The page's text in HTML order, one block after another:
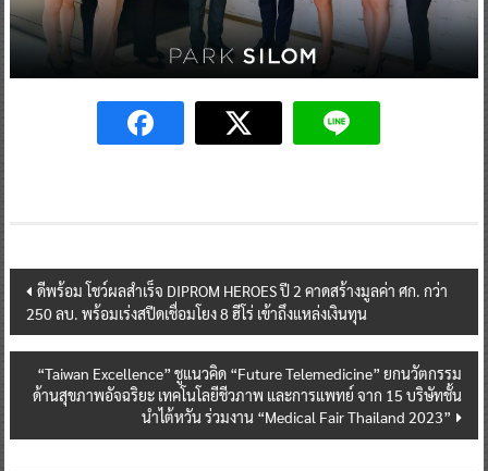
Post
navigation
ดีพร้อม โชว์ผลสำเร็จ DIPROM HEROES ปี 2 คาดสร้างมูลค่า ศก. กว่า
250 ลบ. พร้อมเร่งสปีดเชื่อมโยง 8 ฮีโร่ เข้าถึงแหล่งเงินทุน
“Taiwan Excellence” ชูแนวคิด “Future Telemedicine” ยกนวัตกรรม
ด้านสุขภาพอัจฉริยะ เทคโนโลยีชีวภาพ และการแพทย์ จาก 15 บริษัทชั้น
นำไต้หวัน ร่วมงาน “Medical Fair Thailand 2023”